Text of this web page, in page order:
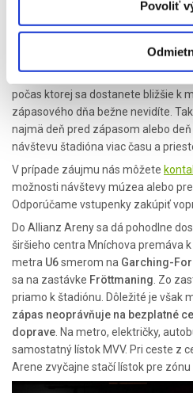
Povoliť
do histórie klubu, trofeje,
hráčov, ktorí z Bayernu urobili jeden
počas ktorej sa dostanete bližšie k
zápasového dňa bežne nevidíte.
najmä deň pred zápasom alebo
návštevu štadióna viac času a
V prípade záujmu nás môžete
možnosti návštevy múzea alebo
Odporúčame vstupenky zakúpiť
Do Allianz Areny sa dá pohodlne
širšieho centra Mníchova premáva
metra U6smerom na Garching-
sa na zastávke Fröttmaning . Zo
priamo k štadiónu. Dôležité je však
zápas neoprávňuje na bezplatné
doprave . Na metro, električky,
samostatný lístok MVV. Pri ceste z
Arene zvyčajne stačí lístok pre zónu